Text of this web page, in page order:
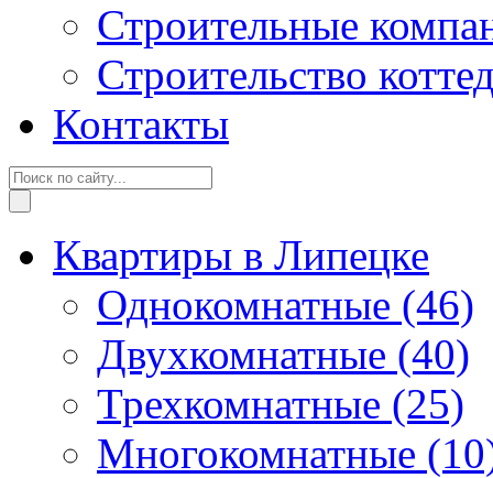
Строительные
Строительство
Контакты
Квартиры в Липецке
Однокомнатные (46)
Двухкомнатные (40)
Трехкомнатные (25)
Многокомнатные